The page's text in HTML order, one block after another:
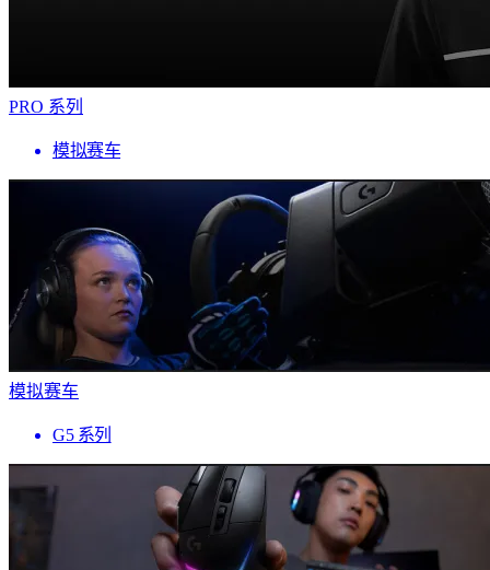
PRO 系列
模拟赛车
模拟赛车
G5 系列